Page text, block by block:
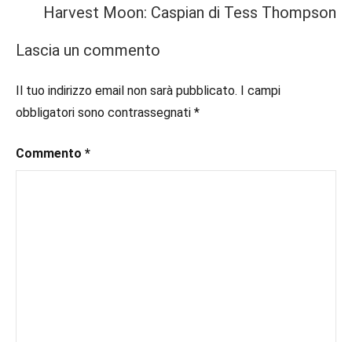
#bloggerlife,
#booklover,
#ebook
#inspiration,
#ioleggo,
Prossime
Harvest Moon: Caspian di Tess Thompson
Lascia un commento
Il tuo indirizzo email non sarà pubblicato. I campi
obbligatori sono contrassegnati *
Commento *